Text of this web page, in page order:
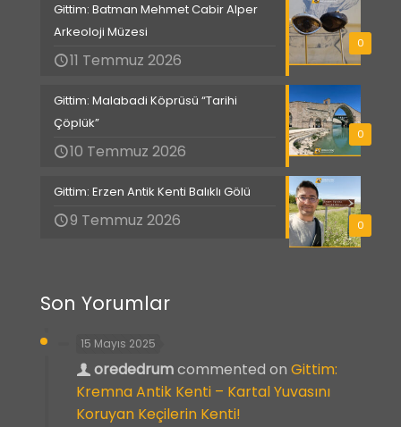
0
Gittim: Batman Mehmet Cabir Alper
Arkeoloji Müzesi
11 Temmuz 2026
0
Gittim: Malabadi Köprüsü “Tarihi
Çöplük”
10 Temmuz 2026
0
Gittim: Erzen Antik Kenti Balıklı Gölü
9 Temmuz 2026
Son Yorumlar
15 Mayıs 2025
orededrumcommented on Gittim:
Kremna Antik Kenti – Kartal Yuvasını
Koruyan Keçilerin Kenti!